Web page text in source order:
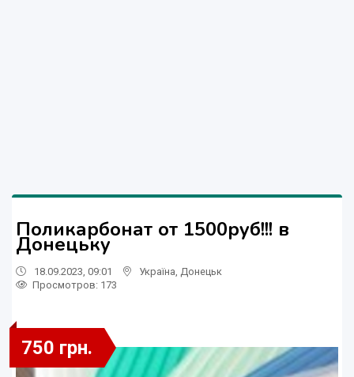
Поликарбонат от 1500руб!!! в
Донецьку
18.09.2023, 09:01 Україна Донецьк
Просмотров: 173
750 грн.